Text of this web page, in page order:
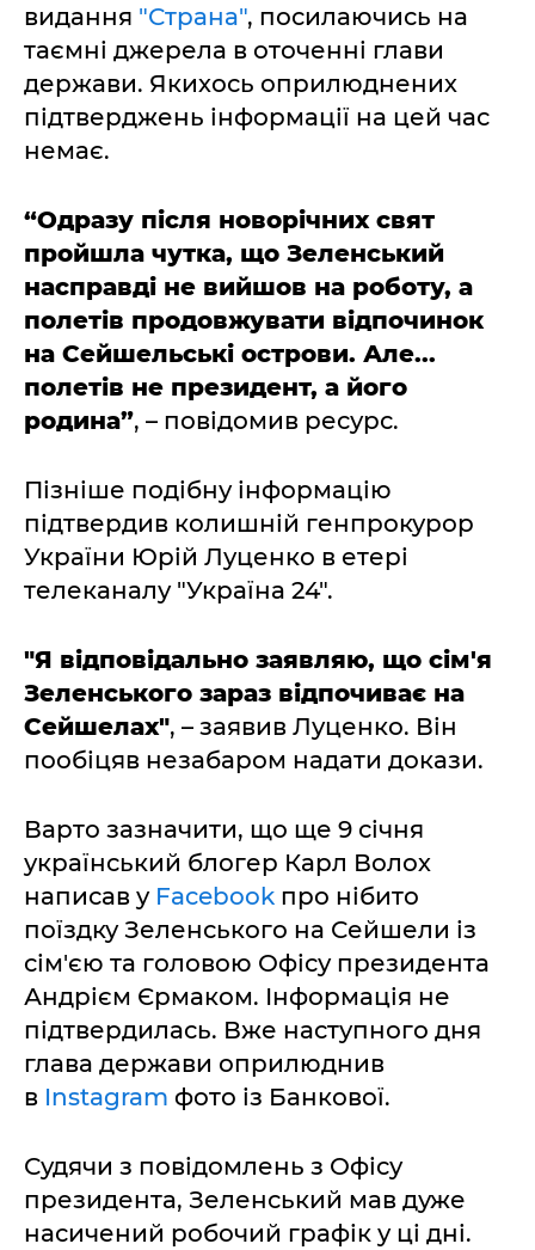
видання "Страна", посилаючись на
таємні джерела в оточенні глави
держави. Якихось оприлюднених
підтверджень інформації на цей час
немає.
“Одразу після новорічних свят
пройшла чутка, що Зеленський
насправді не вийшов на роботу, а
полетів продовжувати відпочинок
на Сейшельські острови. Але...
полетів не президент, а його
родина”, – повідомив ресурс.
Пізніше подібну інформацію
підтвердив колишній генпрокурор
України Юрій Луценко в етері
телеканалу "Україна 24".
"Я відповідально заявляю, що сім'я
Зеленського зараз відпочиває на
Сейшелах", – заявив Луценко. Він
пообіцяв незабаром надати докази.
Варто зазначити, що ще 9 січня
український блогер Карл Волох
написав у Facebook про нібито
поїздку Зеленського на Сейшели із
сім'єю та головою Офісу президента
Андрієм Єрмаком. Інформація не
підтвердилась. Вже наступного дня
глава держави оприлюднив
в Instagram фото із Банкової.
Судячи з повідомлень з Офісу
президента, Зеленський мав дуже
насичений робочий графік у ці дні.